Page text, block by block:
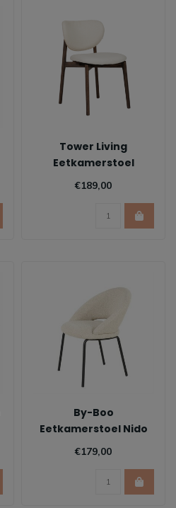
Tower Living
Eetkamerstoel
Pimonte- Oak
€189,00
By-Boo
Eetkamerstoel Nido
€179,00